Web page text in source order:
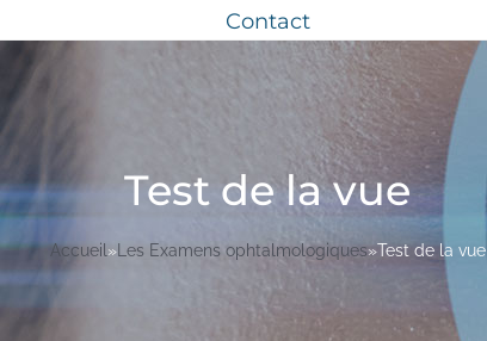
Contact
Test de la vue
Accueil»Les Examens ophtalmologiques»Test de la vue